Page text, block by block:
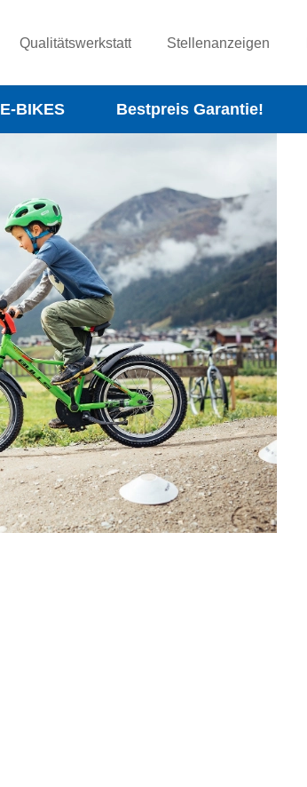
Qualitätswerkstatt Stellenanzeigen
E-BIKES Bestpreis Garantie!